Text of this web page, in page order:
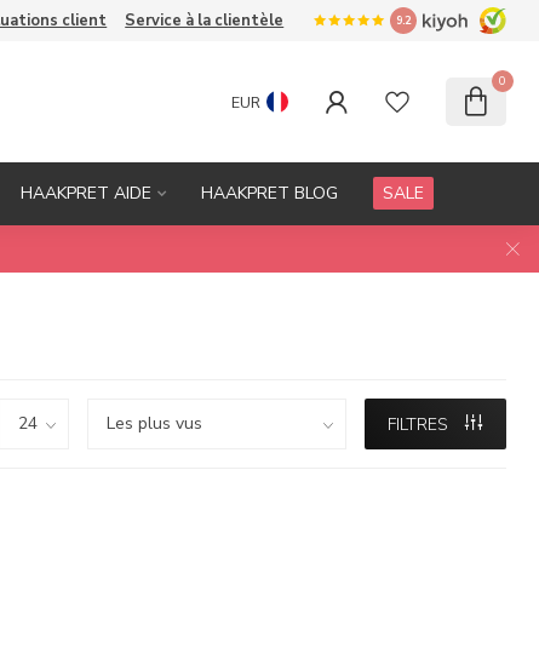
client Service à la clientèle 9.2
EUR
0
HAAKPRET AIDE HAAKPRET BLOG SALE
FILTRES